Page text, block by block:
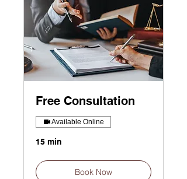
Free Consultation
Available Online
15 min
Book Now